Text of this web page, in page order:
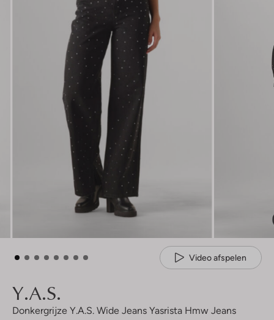
Video afspelen
Y.a.s.
Donkergrijze Y.a.s. Wide Jeans Yasrista Hmw Jeans